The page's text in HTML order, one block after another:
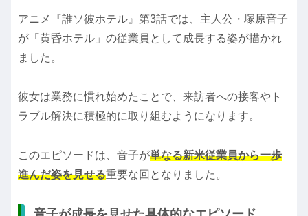
アニメ『誰ソ彼ホテル』第3話では、主人公・塚原音子
が「黄昏ホテル」の従業員として成長する姿が描かれ
ました。
彼女は業務に慣れ始めたことで、来訪者への接客やト
ラブル解決に積極的に取り組むようになります。
このエピソードは、音子が単なる新米従業員から一歩
進んだ姿を見せる重要な回となりました。